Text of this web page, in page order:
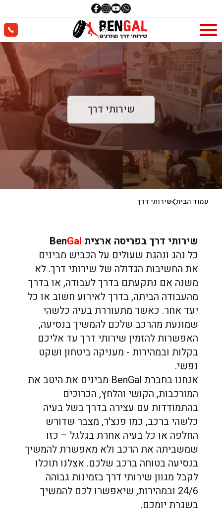
שירותי דרך
עמוד הבית שירותי דרך
שירותי דרך בפריסה ארצית Ben Gal
כל נהג ונהגת שעולים על הכביש מבינים
את החשיבות הגדולה של שירותי דרך. לא
משנה אם נתקעתם בדרך לעבודה, או בדרך
מהעבודה הביתה, בדרך לאירוע חשוב או כל
יעד אחר. כאשר מתעוררת בעיה כלשהי
שמונעת מהרכב שלכם להמשיך בנסיעה,
האפשרות להזמין שירותי דרך עד אליכם
בקלות ובמהירות - מעניקה ביטחון ושקט
נפשי.
אנחנו בחברת BenGal מבינים את היטב את
המורכבות, הקושי והלחץ, הכרוכים
בהתמודדות עם עצירה בדרך בשל בעיה
כלשהי ברכב, כמו פנצ'ר, מצבר שדורש
החלפה או כל בעיה אחרת בגלגל – כזו
שמשביתה את הרכב ולא מאפשרת להמשיך
בנסיעה בטוחה ברכב שלכם. אצלנו תוכלו
לקבל מגוון שירותי דרך בזמינות גבוהה
24/6 ובמהירות, שיאפשרו לכם להמשיך
בשגרת יומכם.